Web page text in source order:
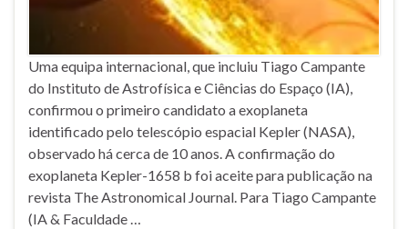
Uma equipa internacional, que incluiu Tiago Campante
do Instituto de Astrofísica e Ciências do Espaço (IA),
confirmou o primeiro candidato a exoplaneta
identificado pelo telescópio espacial Kepler (NASA),
observado há cerca de 10 anos. A confirmação do
exoplaneta Kepler-1658 b foi aceite para publicação na
revista The Astronomical Journal. Para Tiago Campante
(IA & Faculdade …